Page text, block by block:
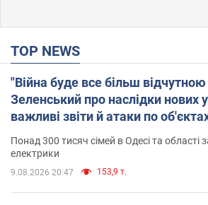
TOP NEWS
"Війна буде все більш відчутною
Зеленський про наслідки нових
важливі звіти й атаки по
Понад 300 тисяч сімей в Одесі та області
електрики
9.08.2026 20:47 153,9 т.